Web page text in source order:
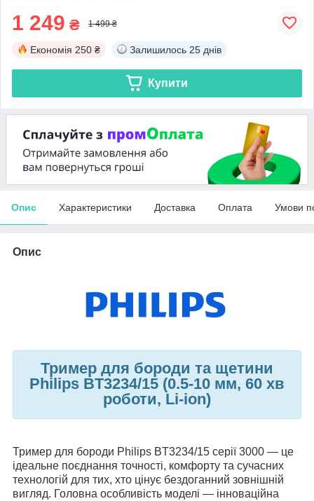
1 249 ₴ 1 499 ₴
Економія 250 ₴ Залишилось 25 днів
Купити
Опис Характеристики Доставка Оплата Умови
Опис
Тример для бороди та щетини
Philips BT3234/15 (0.5-10 мм, 60 хв
роботи, Li-ion)
Тример для бороди Philips BT3234/15 серії 3000 — це
ідеальне поєднання точності, комфорту та сучасних
технологій для тих, хто цінує бездоганний зовнішній
вигляд. Головна особливість моделі — інноваційна